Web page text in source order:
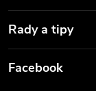
Rady a tipy
Facebook